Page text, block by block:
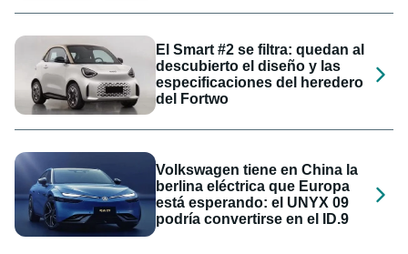
El Smart #2 se filtra: quedan al
descubierto el diseño y las
especificaciones del heredero
del Fortwo
Volkswagen tiene en China la
berlina eléctrica que Europa
está esperando: el UNYX 09
podría convertirse en el ID.9